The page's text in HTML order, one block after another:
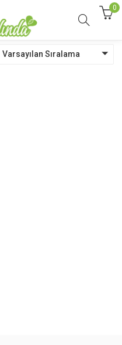
0
Varsayılan Sıralama